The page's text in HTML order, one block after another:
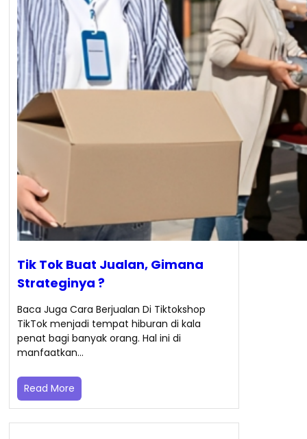
Tik Tok Buat Jualan, Gimana
Strateginya ?
Baca Juga Cara Berjualan Di Tiktokshop
TikTok menjadi tempat hiburan di kala
penat bagi banyak orang. Hal ini di
manfaatkan…
Read More